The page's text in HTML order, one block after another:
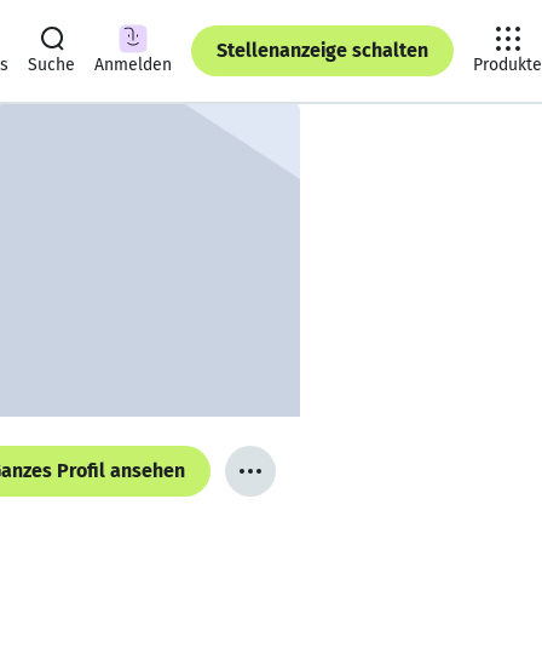
Suche Anmelden
Stellenanzeige schalten
Produkte
Profil ansehen